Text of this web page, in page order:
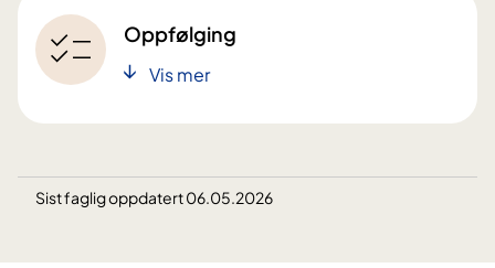
Oppfølging
Vis mer
Sist faglig oppdatert 06.05.2026